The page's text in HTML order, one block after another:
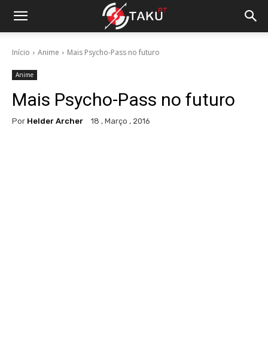
Início Anime Mais Psycho-Pass no futuro
Anime
Mais Psycho-Pass no futuro
Por Helder Archer 18 , Março , 2016